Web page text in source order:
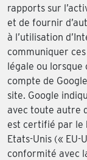
rapports sur
et de fournir
à l’utilisation
communiquer
légale ou lorsque
compte de
site. Google
avec toute autre
est certifié par le
Etats-Unis (« EU-
conformité avec